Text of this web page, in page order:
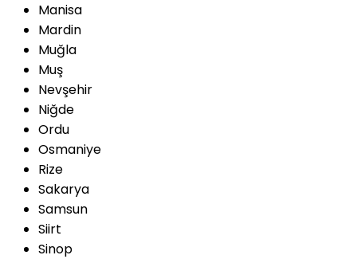
Manisa
Mardin
Muğla
Muş
Nevşehir
Niğde
Ordu
Osmaniye
Rize
Sakarya
Samsun
Siirt
Sinop